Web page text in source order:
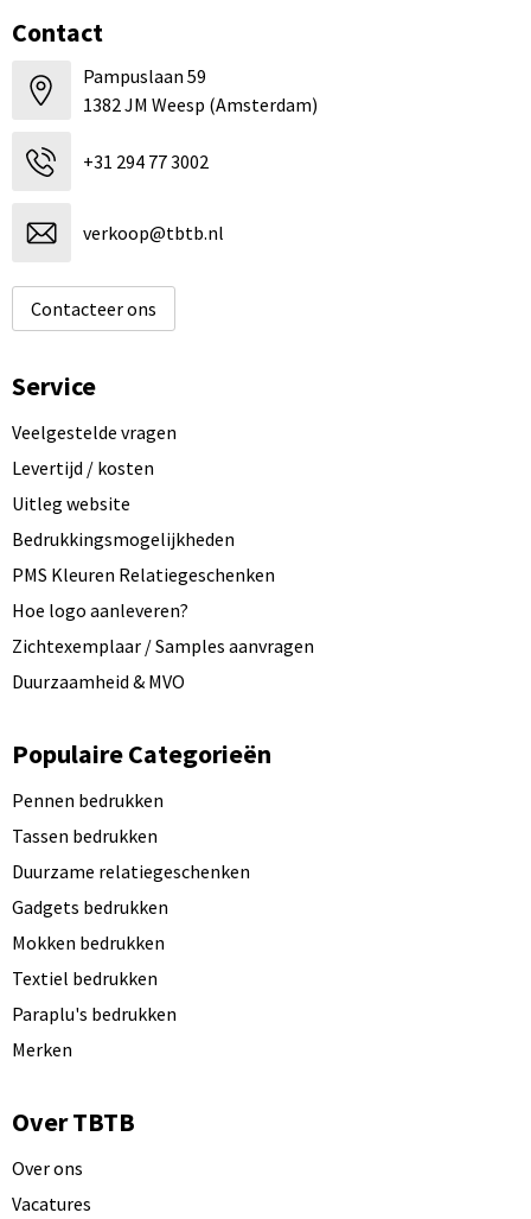
Contact
Pampuslaan 59
1382 JM Weesp (Amsterdam)
+31 294 77 3002
verkoop@tbtb.nl
Contacteer ons
Service
Veelgestelde vragen
Levertijd / kosten
Uitleg website
Bedrukkingsmogelijkheden
PMS Kleuren Relatiegeschenken
Hoe logo aanleveren?
Zichtexemplaar / Samples aanvragen
Duurzaamheid & MVO
Populaire Categorieën
Pennen bedrukken
Tassen bedrukken
Duurzame relatiegeschenken
Gadgets bedrukken
Mokken bedrukken
Textiel bedrukken
Paraplu's bedrukken
Merken
Over TBTB
Over ons
Vacatures